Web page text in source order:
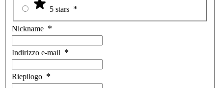
5 stars
Nickname
Indirizzo e-mail
Riepilogo